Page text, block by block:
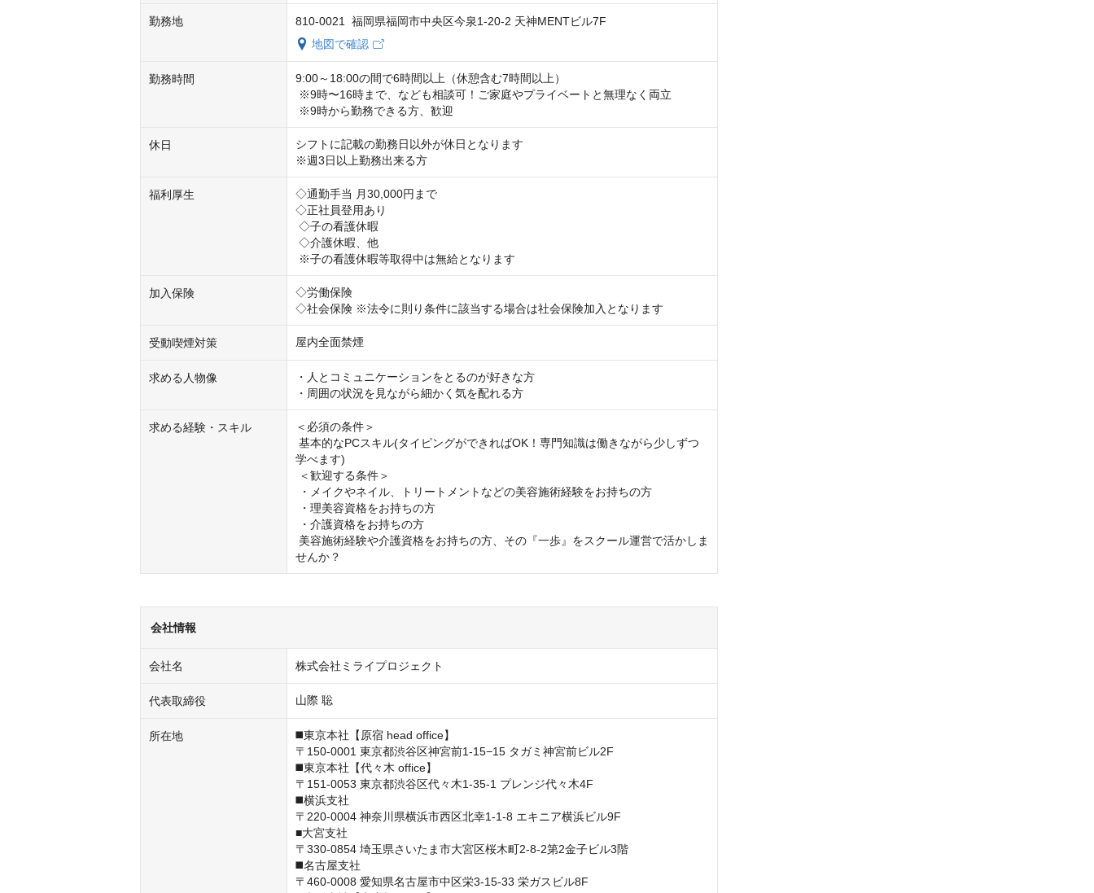
勤務地
810-0021 福岡県福岡市中央区今泉1-20-2 天神MENTビル7F
地図で確認
勤務時間
9:00～18:00の間で6時間以上（休憩含む7時間以上）
※9時から勤務できる方、歓迎
休日
シフトに記載の勤務日以外が休日となります
※週3日以上勤務出来る方
福利厚生
◇通勤手当 月30,000円まで
◇正社員登用あり
※子の看護休暇等取得中は無給となります
加入保険
◇労働保険
◇社会保険 ※法令に則り条件に該当する場合は社会保険加入となります
受動喫煙対策 屋内全面禁煙
求める人物像
・人とコミュニケーションをとるのが好きな方
・周囲の状況を見ながら細かく気を配れる方
求める経験・スキル
＜必須の条件＞
学べます)
せんか？
会社情報
会社名 株式会社ミライプロジェクト
代表取締役 山際 聡
所在地
◼️東京本社【原宿 head office】
〒150-0001 東京都渋谷区神宮前1-15−15 タガミ神宮前ビル2F
◼️東京本社【代々木 office】
〒151-0053 東京都渋谷区代々木1-35-1 プレンジ代々木4F
◼️横浜支社
〒220-0004 神奈川県横浜市西区北幸1-1-8 エキニア横浜ビル9F
■大宮支社
〒330-0854 埼玉県さいたま市大宮区桜木町2-8-2第2金子ビル3階
◼️名古屋支社
〒460-0008 愛知県名古屋市中区栄3-15-33 栄ガスビル8F